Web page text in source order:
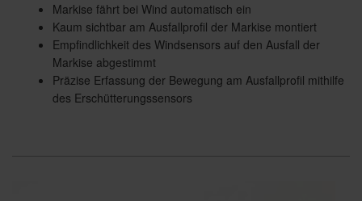
Markise fährt bei Wind automatisch ein
Kaum sichtbar am Ausfallprofil der Markise montiert
Empfindlichkeit des Windsensors auf den Ausfall der
Markise abgestimmt
Präzise Erfassung der Bewegung am Ausfallprofil mithilfe
des Erschütterungssensors